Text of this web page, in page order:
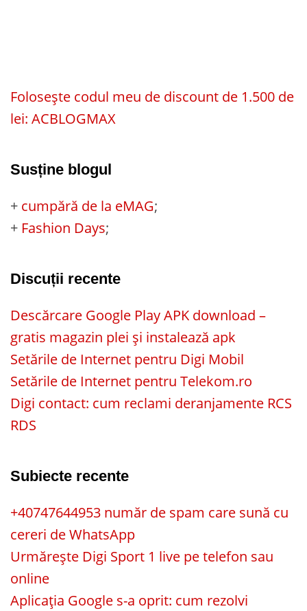
Folosește codul meu de discount de 1.500 de
lei: ACBLOGMAX
Susține blogul
+ cumpără de la eMAG;
+ Fashion Days;
Discuții recente
Descărcare Google Play APK download –
gratis magazin plei și instalează apk
Setările de Internet pentru Digi Mobil
Setările de Internet pentru Telekom.ro
Digi contact: cum reclami deranjamente RCS
RDS
Subiecte recente
+40747644953 număr de spam care sună cu
cereri de WhatsApp
Urmărește Digi Sport 1 live pe telefon sau
online
Aplicația Google s-a oprit: cum rezolvi